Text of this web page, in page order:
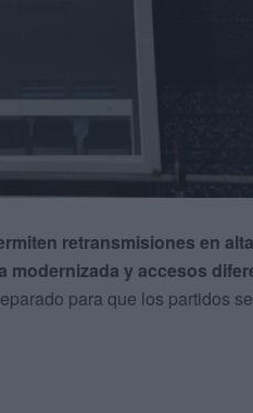
retransmisiones en
modernizada y accesos
para que los partidos